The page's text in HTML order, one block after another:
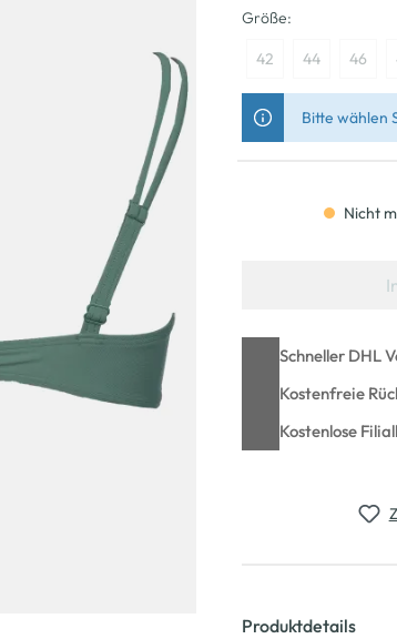
Größe:
42 44 46
Bitte wählen
Nicht
Schneller DHL
Kostenfreie
Kostenlose
Produktdetails